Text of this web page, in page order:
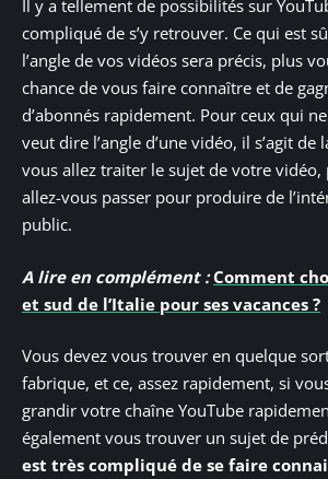
Il y a tellement de possibilités sur
compliqué de s’y retrouver. Ce qui est
l’angle de vos vidéos sera précis, plus
chance de vous faire connaître et de
d’abonnés rapidement. Pour ceux qui
veut dire l’angle d’une vidéo, il s’agit
vous allez traiter le sujet de votre vidéo,
allez-vous passer pour produire de
public.
A lire en complément : Comment
et sud de l’Italie pour ses vacances ?
Vous devez vous trouver en quelque
fabrique, et ce, assez rapidement, si
grandir votre chaîne YouTube
également vous trouver un sujet de
est très compliqué de se faire